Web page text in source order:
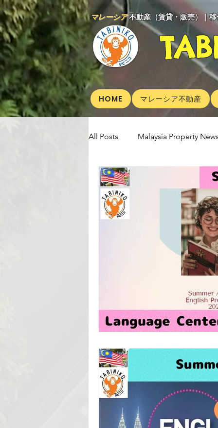
マレーシア不動産（賃貸・販売）｜
HOME マレーシア不動産
All Posts Malaysia Property
Aunty Aya Blog(J) Aunty
Shop Informetion(J) Event